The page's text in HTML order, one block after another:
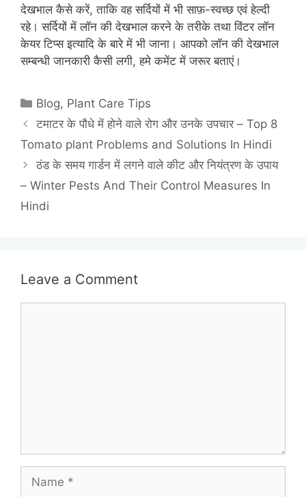
देखभाल कैसे करें, ताकि वह सर्दियों में भी साफ़-स्वच्छ एवं हेल्दी
रहे। सर्दियों में लॉन की देखभाल करने के तरीके तथा विंटर लॉन
केयर टिप्स इत्यादि के बारे में भी जाना। आपको लॉन की देखभाल
सम्बन्धी जानकारी कैसी लगी, हमे कमेंट में जरूर बताएं।
Categories
Blog, Plant Care Tips
टमाटर के पौधे में होने वाले रोग और उनके उपचार – Top 8
Tomato plant Problems and Solutions In Hindi
ठंड के समय गार्डन में लगने वाले कीट और नियंत्रण के उपाय
– Winter Pests And Their Control Measures In
Hindi
Leave a Comment